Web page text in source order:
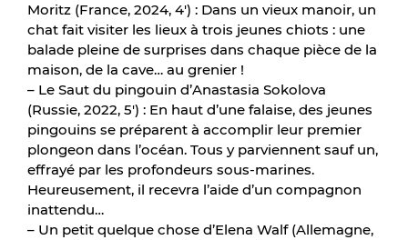
Moritz (France, 2024, 4′) : Dans un vieux manoir, un
chat fait visiter les lieux à trois jeunes chiots : une
balade pleine de surprises dans chaque pièce de la
maison, de la cave… au grenier !
– Le Saut du pingouin d’Anastasia Sokolova
(Russie, 2022, 5′) : En haut d’une falaise, des jeunes
pingouins se préparent à accomplir leur premier
plongeon dans l’océan. Tous y parviennent sauf un,
effrayé par les profondeurs sous-marines.
Heureusement, il recevra l’aide d’un compagnon
inattendu…
– Un petit quelque chose d’Elena Walf (Allemagne,